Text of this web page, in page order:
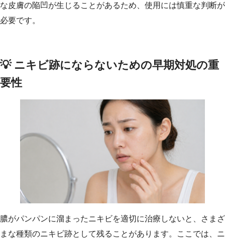
な皮膚の陥凹が生じることがあるため、使用には慎重な判断が
必要です。
💡 ニキビ跡にならないための早期対処の重
要性
膿がパンパンに溜まったニキビを適切に治療しないと、さまざ
まな種類のニキビ跡として残ることがあります。ここでは、ニ